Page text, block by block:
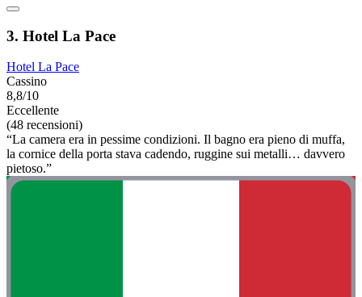
3. Hotel La Pace
Hotel La Pace
Cassino
8,8/10
Eccellente
(48 recensioni)
“La camera era in pessime condizioni. Il bagno era pieno di muffa,
la cornice della porta stava cadendo, ruggine sui metalli… davvero
pietoso.”